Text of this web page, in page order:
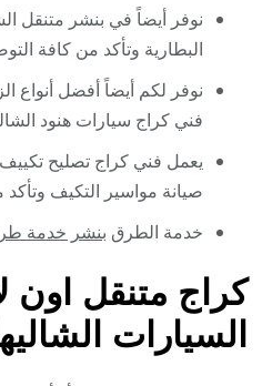
نوفر أيضاً في بنشر متنقل
البطارية وتأكد من كافة
نوفر لكم أيضاً أفضل أنواع
فني كراج سيارات هنود
يعمل فني كراج تصليح
صيانة مواسير التكيف
خدمة الطرق بنشر خدمة
كراج متنقل اون
السيارات